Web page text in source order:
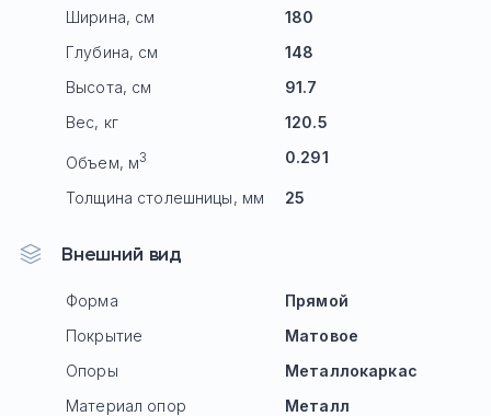
Ширина, см
180
Глубина, см
148
Высота, см
91.7
Вес, кг
120.5
Объем, м3 0.291
Толщина столешницы, мм 25
Внешний вид
Форма
Прямой
Покрытие
Матовое
Опоры
Mеталлокаркас
Материал опор
Металл